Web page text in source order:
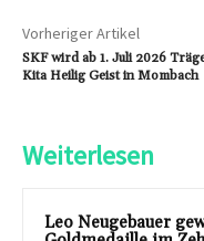
Vorheriger Artikel
SKF wird ab 1. Juli 2026
Kita Heilig Geist in Mombach
Weiterlesen
Leo Neugebauer